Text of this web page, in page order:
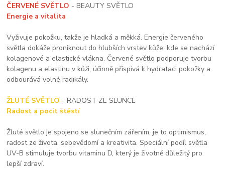
ČERVENÉ SVĚTLO - BEAUTY SVĚTLO
Energie a vitalita
Vyživuje pokožku, takže je hladká a měkká. Energie červeného
světla dokáže proniknout do hlubších vrstev kůže, kde se nachází
kolagenové a elastické vlákna. Červené světlo podporuje tvorbu
kolagenu a elastinu v kůži, účinně přispívá k hydrataci pokožky a
odbourává volné radikály.
ŽLUTÉ SVĚTLO - RADOST ZE SLUNCE
Radost a pocit štěstí
Žluté světlo je spojeno se slunečním zářením, je to optimismus,
radost ze života, sebevědomí a kreativita. Speciální podíl světla
UV-B stimuluje tvorbu vitaminu D, který je životně důležitý pro
lepší zdraví.